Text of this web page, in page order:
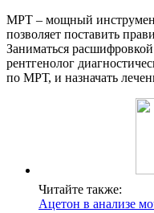
МРТ – мощный
позволяет поставить
Заниматься
рентгенолог
по МРТ, и назначать
Читайте также:
Ацетон в анализе